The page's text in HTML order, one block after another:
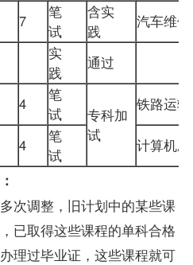
7
笔
试
含实
践
汽车维
实
践
通过
4
笔
试
专科加
试
铁路运
4
笔
试
计算机
调整，旧计划中的某些课
已取得这些课程的单科合格
理过毕业证，这些课程就可